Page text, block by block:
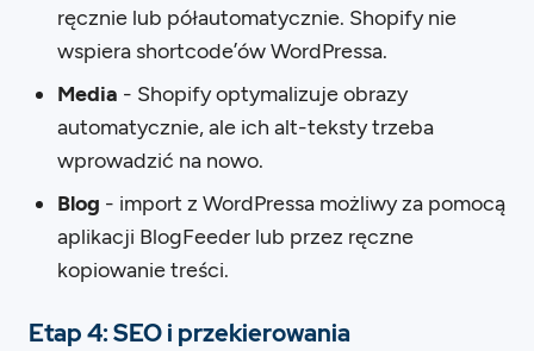
ręcznie lub półautomatycznie. Shopify nie
wspiera shortcode’ów WordPressa.
Media - Shopify optymalizuje obrazy
automatycznie, ale ich alt-teksty trzeba
wprowadzić na nowo.
Blog - import z WordPressa możliwy za pomocą
aplikacji BlogFeeder lub przez ręczne
kopiowanie treści.
Etap 4: SEO i przekierowania